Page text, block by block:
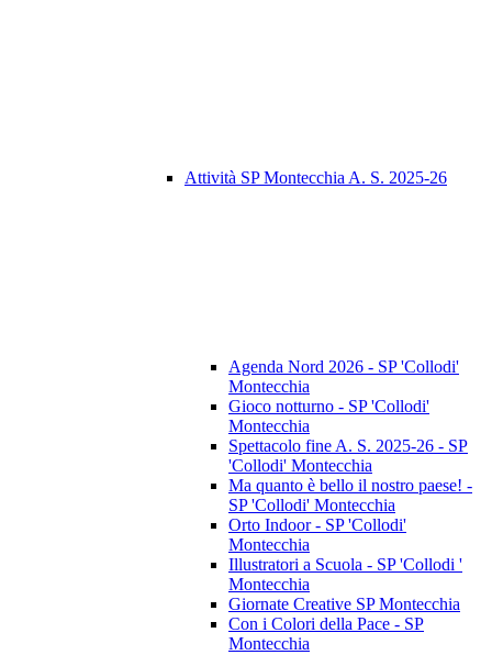
Attività SP Montecchia A. S. 2025-26
Agenda Nord 2026 - SP 'Collodi'
Montecchia
Gioco notturno - SP 'Collodi'
Montecchia
Spettacolo fine A. S. 2025-26 - SP
'Collodi' Montecchia
Ma quanto è bello il nostro paese! -
SP 'Collodi' Montecchia
Orto Indoor - SP 'Collodi'
Montecchia
Illustratori a Scuola - SP 'Collodi '
Montecchia
Giornate Creative SP Montecchia
Con i Colori della Pace - SP
Montecchia